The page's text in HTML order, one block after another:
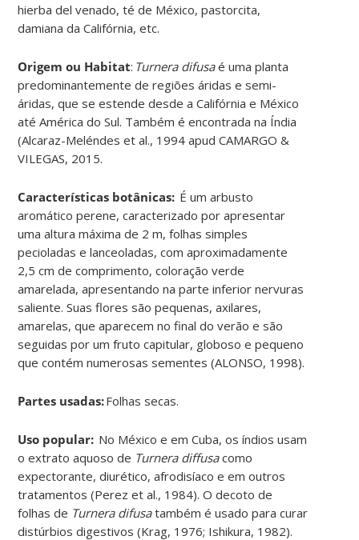
hierba del venado, té de México, pastorcita,
damiana da Califórnia, etc.
Origem ou Habitat: Turnera difusaé uma planta
predominantemente de regiões áridas e semi-
áridas, que se estende desde a Califórnia e México
até América do Sul. Também é encontrada na Índia
(Alcaraz-Meléndes et al., 1994 apud CAMARGO &
VILEGAS, 2015.
Características botânicas: É um arbusto
aromático perene, caracterizado por apresentar
uma altura máxima de 2 m, folhas simples
pecioladas e lanceoladas, com aproximadamente
2,5 cm de comprimento, coloração verde
amarelada, apresentando na parte inferior nervuras
saliente. Suas flores são pequenas, axilares,
amarelas, que aparecem no final do verão e são
seguidas por um fruto capitular, globoso e pequeno
que contém numerosas sementes (ALONSO, 1998).
Partes usadas:Folhas secas.
Uso popular: No México e em Cuba, os índios usam
o extrato aquoso de Turnera diffusacomo
expectorante, diurético, afrodisíaco e em outros
tratamentos (Perez et al., 1984). O decoto de
folhas de Turnera difusatambém é usado para curar
distúrbios digestivos (Krag, 1976; Ishikura, 1982).